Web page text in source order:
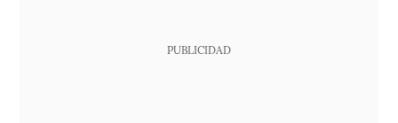
PUBLICIDAD